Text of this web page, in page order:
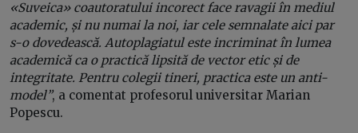
«Suveica» coautoratului incorect face ravagii în mediul
academic, și nu numai la noi, iar cele semnalate aici par
s-o dovedească. Autoplagiatul este incriminat în lumea
academică ca o practică lipsită de vector etic și de
integritate. Pentru colegii tineri, practica este un anti-
model”, a comentat profesorul universitar Marian
Popescu.